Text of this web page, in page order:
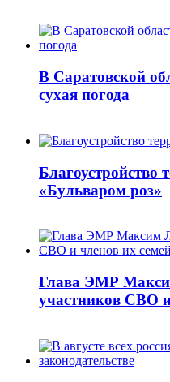
В Саратовской
сухая погода
Благоустройство
«Бульваром роз»
Глава ЭМР
участников СВО